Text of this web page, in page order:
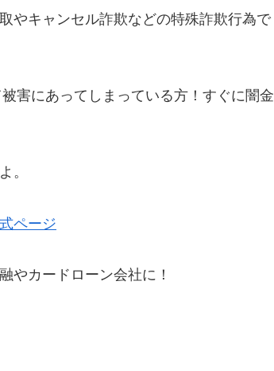
やキャンセル詐欺などの特殊詐欺行為で
害にあってしまっている方！すぐに闇金
。
ページ
やカードローン会社に！